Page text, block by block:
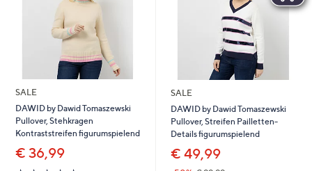
SALE
DAWID by Dawid Tomaszewski
Pullover, Stehkragen
Kontraststreifen figurumspielend
€ 36,99
SALE
DAWID by Dawid Tomaszewski
Pullover, Streifen Pailletten-
Details figurumspielend
€ 49,99